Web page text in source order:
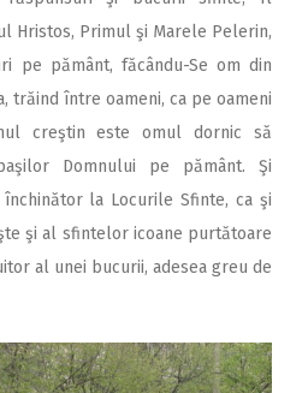
Hristos, Primul şi Marele Pelerin,
pe pământ, făcându-Se om din
trăind între oameni, ca pe oameni
creştin este omul dornic să
Domnului pe pământ. Şi
la Locurile Sfinte, ca şi
şi al sfintelor icoane purtătoare
al unei bucurii, adesea greu de